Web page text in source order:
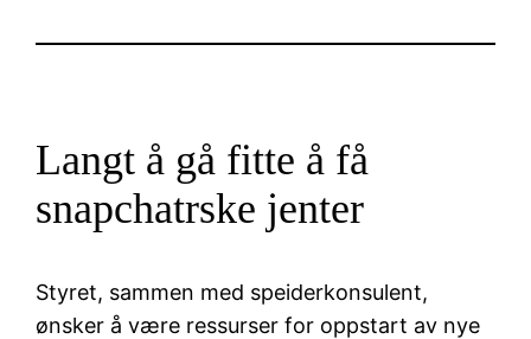
Langt å gå fitte å få
snapchatrske jenter
Styret, sammen med speiderkonsulent,
ønsker å være ressurser for oppstart av nye